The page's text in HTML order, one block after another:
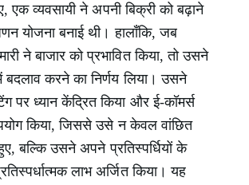
एक व्यवसायी ने अपनी बिक्री को बढ़ाने
योजना बनाई थी। हालाँकि, जब
ने बाजार को प्रभावित किया, तो उसने
बदलाव करने का निर्णय लिया। उसने
पर ध्यान केंद्रित किया और ई-कॉमर्स
किया, जिससे उसे न केवल वांछित
हुए, बल्कि उसने अपने प्रतिस्पर्धियों के
लाभ अर्जित किया। यह